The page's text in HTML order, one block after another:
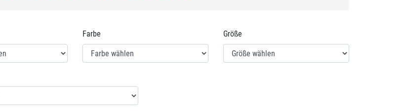
Farbe Größe